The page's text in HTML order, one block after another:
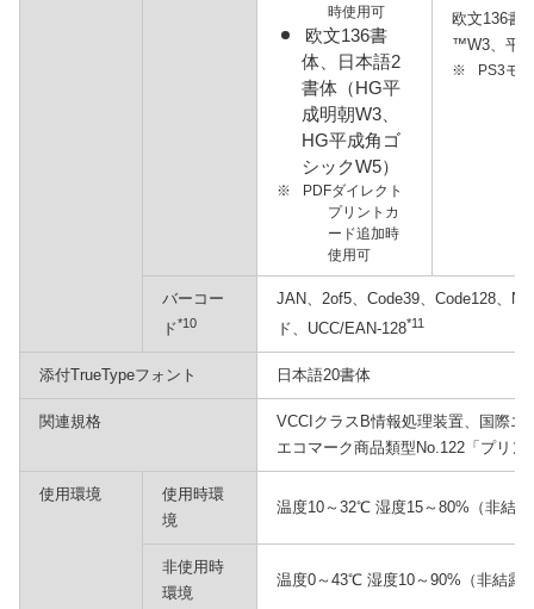
時使用可
欧文136書
体、日本語2
書体（HG平
成明朝W3、
HG平成角ゴ
シックW5）
※
PDFダイレクト
プリントカ
ード追加時
使用可
欧文136書
™W3、平
※ PS3モ
バーコー
ド*10
JAN、2of5、Code39、Code128、
ド、UCC/EAN-128*11
添付TrueTypeフォント 日本語20書体
関連規格
VCCIクラスB情報処理装置、国際エ
エコマーク商品類型No.122「プリン
使用環境
使用時環
境
温度10～32℃ 湿度15～80%（非結
非使用時
環境
温度0～43℃ 湿度10～90%（非結露